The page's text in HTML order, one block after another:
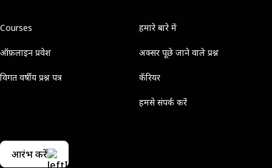
Courses
ऑफ़लाइन प्रवेश
विगत वर्षीय प्रश्न पत्र
हमारे बारे में
अक्सर पूछे जाने वाले प्रश्न
कॅरियर
हमसे संपर्क करें
आरंभ करें